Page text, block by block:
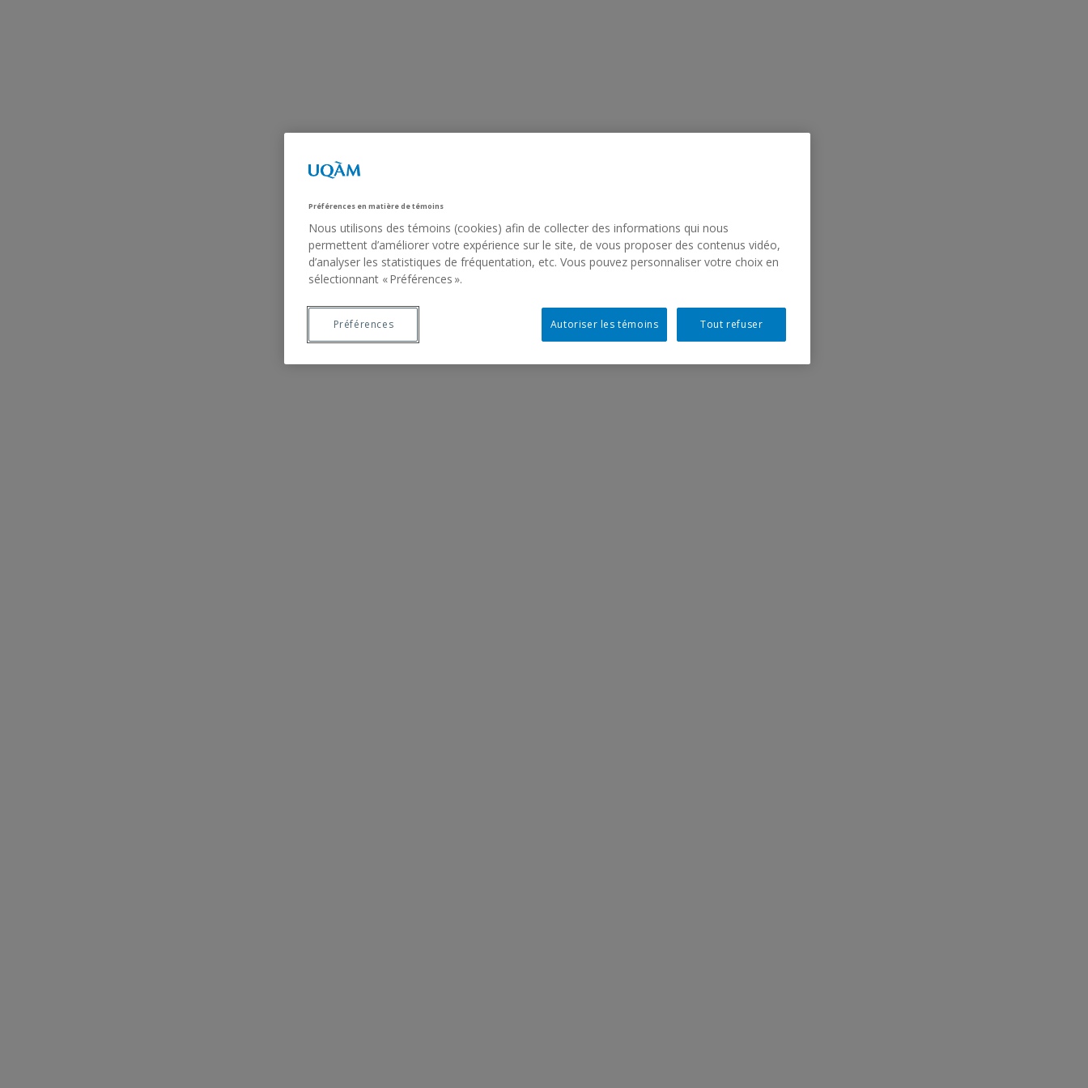
Préférences en matière de témoins
Nous utilisons des témoins (cookies) afin de collecter des informations qui nous
permettent d’améliorer votre expérience sur le site, de vous proposer des contenus vidéo,
d’analyser les statistiques de fréquentation, etc. Vous pouvez personnaliser votre choix en
sélectionnant « Préférences ».
Tout refuser
Autoriser les témoins
Préférences